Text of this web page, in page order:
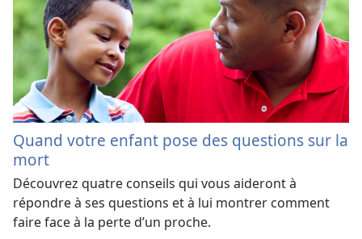
Quand votre enfant pose des questions sur la
mort
Découvrez quatre conseils qui vous aideront à
répondre à ses questions et à lui montrer comment
faire face à la perte d’un proche.